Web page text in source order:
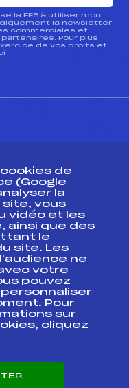
la FFS à utiliser mon
la newsletter
commerciales et
Pour plus
de vos droits et
Suivi
de
(Google
la
vous
vidéo et les
ainsi que des
le
site. Les
ne
votre
pouvez
Pour
sur
cliquez